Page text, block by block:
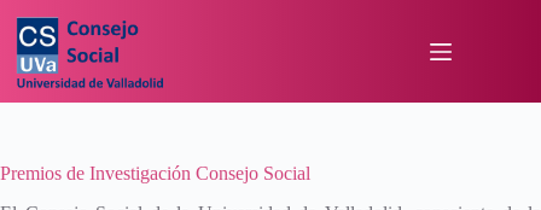
Premios de Investigación Consejo Social